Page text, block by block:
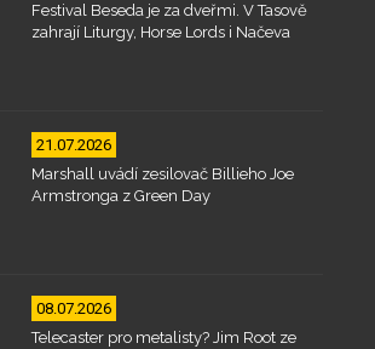
Festival Beseda je za dveřmi. V Tasově
zahrají Liturgy, Horse Lords i Načeva
21.07.2026
Marshall uvádí zesilovač Billieho Joe
Armstronga z Green Day
08.07.2026
Telecaster pro metalisty? Jim Root ze